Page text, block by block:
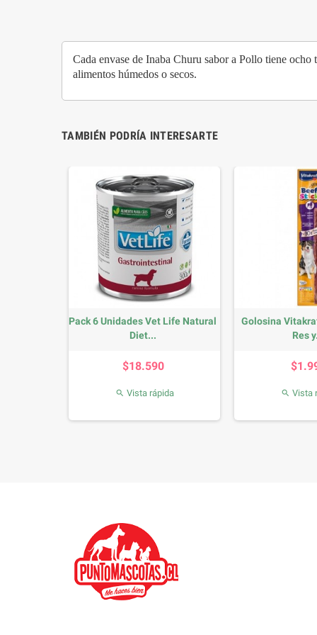
Cada envase de Inaba Churu sabor a Pollo tiene
alimentos húmedos o secos.
TAMBIÉN PODRÍA INTERESARTE
Pack 6 Unidades Vet Life Natural
Diet...
$18.590
 Vista rápida
Golosina
Res
 Vista